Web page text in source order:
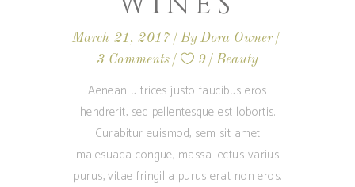
March 21, 2017 By Dora Owner
3 Comments
9 Beauty
Aenean ultrices justo faucibus eros
hendrerit, sed pellentesque est lobortis.
Curabitur euismod, sem sit amet
malesuada congue, massa lectus varius
purus, vitae fringilla purus erat non eros.